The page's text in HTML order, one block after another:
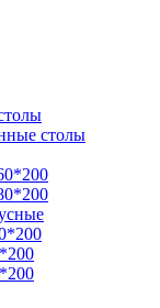
столы